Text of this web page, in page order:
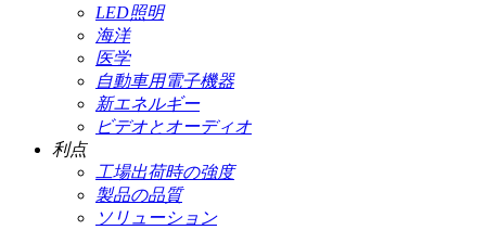
LED照明
海洋
医学
自動車用電子機器
新エネルギー
ビデオとオーディオ
利点
工場出荷時の強度
製品の品質
ソリューション